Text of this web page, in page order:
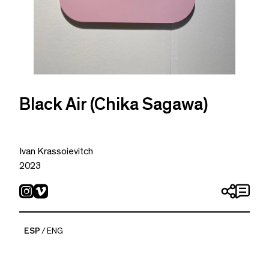
Black Air (Chika Sagawa)
Ivan Krassoievitch
2023
densidad
ESP ENG